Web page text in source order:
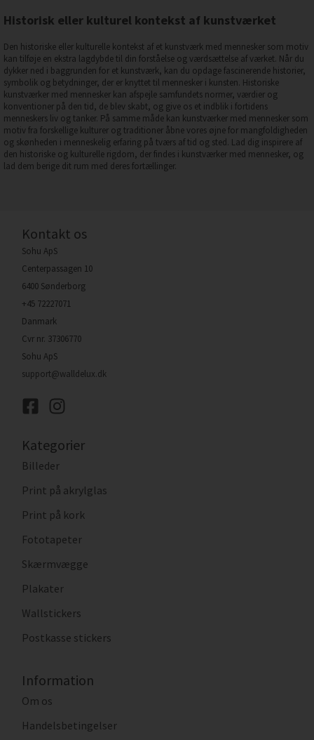
Historisk eller kulturel kontekst af kunstværket
Den historiske eller kulturelle kontekst af et kunstværk med mennesker som motiv
kan tilføje en ekstra lagdybde til din forståelse og værdsættelse af værket. Når du
dykker ned i baggrunden for et kunstværk, kan du opdage fascinerende historier,
symbolik og betydninger, der er knyttet til mennesker i kunsten. Historiske
kunstværker med mennesker kan afspejle samfundets normer, værdier og
konventioner på den tid, de blev skabt, og give os et indblik i fortidens
menneskers liv og tanker. På samme måde kan kunstværker med mennesker som
motiv fra forskellige kulturer og traditioner åbne vores øjne for mangfoldigheden
og skønheden i menneskelig erfaring på tværs af tid og sted. Lad dig inspirere af
den historiske og kulturelle rigdom, der findes i kunstværker med mennesker, og
lad dem berige dit rum med deres fortællinger.
Kontakt os
Sohu ApS
Centerpassagen 10
6400 Sønderborg
+45 72227071
Danmark
Cvr nr. 37306770
Sohu ApS
support@walldelux.dk
Kategorier
Billeder
Print på akrylglas
Print på kork
Fototapeter
Skærmvægge
Plakater
Wallstickers
Postkasse stickers
Information
Om os
Handelsbetingelser